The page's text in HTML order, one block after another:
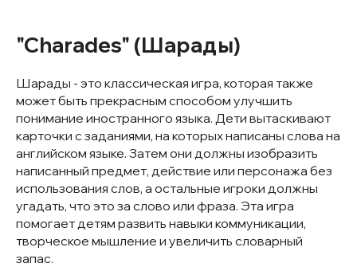
"Charades" (Шарады)
Шарады - это классическая игра, которая также
может быть прекрасным способом улучшить
понимание иностранного языка. Дети вытаскивают
карточки с заданиями, на которых написаны слова на
английском языке. Затем они должны изобразить
написанный предмет, действие или персонажа без
использования слов, а остальные игроки должны
угадать, что это за слово или фраза. Эта игра
помогает детям развить навыки коммуникации,
творческое мышление и увеличить словарный
запас.